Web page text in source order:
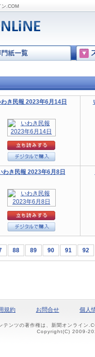
ン.COM
わき民報 2023年6月14日
わき民報 2023年6月8日
88 89 90 91 92
規約 お問合せ 個人
ンツの著作権は、新聞オンライン
Copyright(C) 2009-